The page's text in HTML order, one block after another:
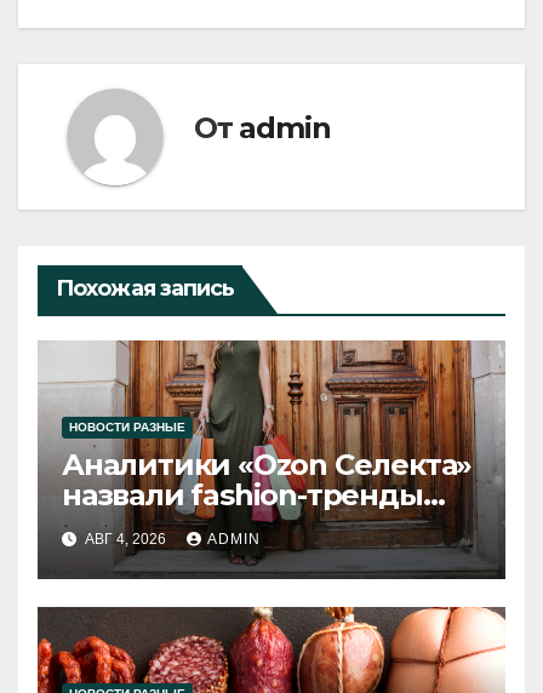
От admin
Похожая запись
НОВОСТИ РАЗНЫЕ
Аналитики «Ozon Селекта»
назвали fashion-тренды
2026 года
АВГ 4, 2026 ADMIN